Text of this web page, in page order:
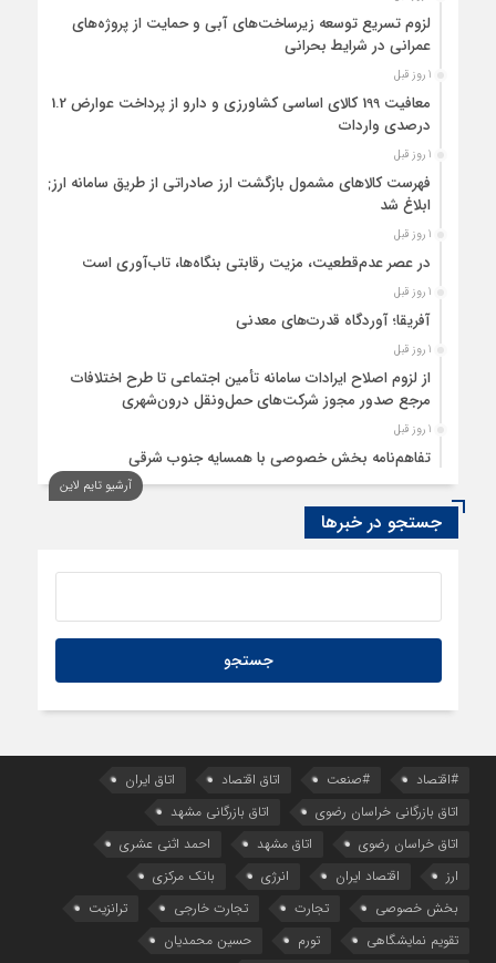
لزوم تسریع توسعه زیرساخت‌های آبی و حمایت از پروژه‌های
عمرانی در شرایط بحرانی
1 روز قبل
معافیت 199 کالای اساسی کشاورزی و دارو از پرداخت عوارض 1.2
درصدی واردات
1 روز قبل
فهرست کالاهای مشمول بازگشت ارز صادراتی از طریق سامانه ارزی
ابلاغ شد
1 روز قبل
در عصر عدم‌قطعیت، مزیت رقابتی بنگاه‌ها، تاب‌آوری است
1 روز قبل
آفریقا؛ آوردگاه قدرت‌های معدنی
1 روز قبل
از لزوم اصلاح ایرادات سامانه تأمین اجتماعی تا طرح اختلافات
مرجع صدور مجوز شرکت‌های حمل‌ونقل درون‌شهری
1 روز قبل
تفاهم‌نامه بخش خصوصی با همسایه جنوب شرقی
1 روز قبل
سود اقتصاد‌ها از هوش مصنوعی
آرشیو تایم لاین
جستجو در خبرها
#اقتصاد #صنعت اتاق اقتصاد
اتاق ایران
اتاق بازرگانی خراسان رضوی
اتاق بازرگانی مشهد
اتاق خراسان رضوی
اتاق مشهد
احمد اثنی عشری
ارز
اقتصاد ایران انرژی
بانک مرکزی
بخش خصوصی
تجارت تجارت خارجی
ترانزیت
تقویم نمایشگاهی
تورم
حسین محمدیان